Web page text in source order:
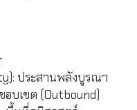
ประสานพลังบูรณา
บเขต (Outbound)